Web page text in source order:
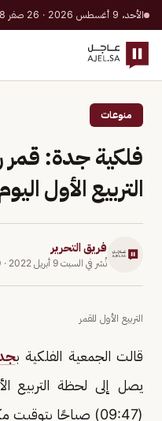
الأحد، 9 أغسطس 2026 · 26 صفر 1448 هـ
منوعات
فلكية جدة:
التربيع الأول
فريق التحرير
نُشر في السبت 9 أبريل 2022 ·
التربيع الأول للقمر
قالت الجمعية الفلكية ب
يصل إلى لحظة التربيع
(09:47) صباحًا